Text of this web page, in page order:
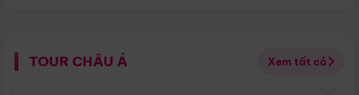
TOUR CHÂU Á Xem tất cả
Điểm nổi bật